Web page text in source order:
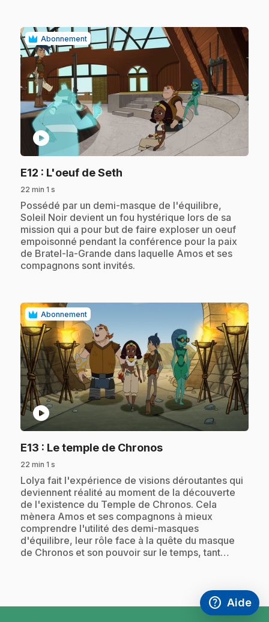
Abonnement
play_circle
E12 : L'oeuf de Seth
22 min 1 s
.Possédé par un demi-masque de l'équilibre,
Soleil Noir devient un fou hystérique lors de sa
mission qui a pour but de faire exploser un oeuf
empoisonné pendant la conférence pour la paix
de Bratel-la-Grande dans laquelle Amos et ses
compagnons sont invités.
Abonnement
play_circle
E13 : Le temple de Chronos.
22 min 1 s
.Lolya fait l'expérience de visions déroutantes qui
deviennent réalité au moment de la découverte
de l'existence du Temple de Chronos. Cela
mènera Amos et ses compagnons à mieux
comprendre l'utilité des demi-masques
d'équilibre, leur rôle face à la quête du masque
de Chronos et son pouvoir sur le temps, tant…
help
Accéder à
Aide
,Ce lien